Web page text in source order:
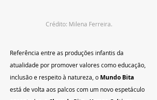
Crédito: Milena Ferreira.
Referência entre as produções infantis da
atualidade por promover valores como educação,
inclusão e respeito à natureza, o Mundo Bita
está de volta aos palcos com um novo espetáculo